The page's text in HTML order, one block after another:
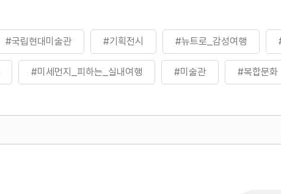
#국립현대미술관 #기획전시 #뉴트로_감성여행
#미세먼지_피하는_실내여행 #미술관 #복합문화